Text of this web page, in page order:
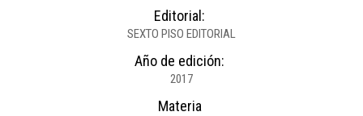
Editorial:
SEXTO PISO EDITORIAL
Año de edición:
2017
Materia